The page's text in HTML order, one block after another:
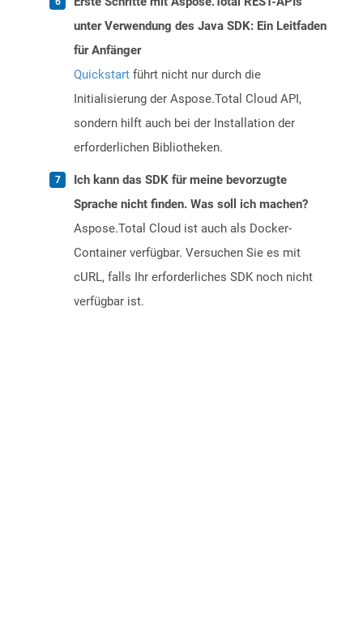
unter Verwendung des Java SDK: Ein Leitfaden
für Anfänger
Quickstart führt nicht nur durch die
Initialisierung der Aspose.Total Cloud API,
sondern hilft auch bei der Installation der
erforderlichen Bibliotheken.
Ich kann das SDK für meine bevorzugte
Sprache nicht finden. Was soll ich machen?
Aspose.Total Cloud ist auch als Docker-
Container verfügbar. Versuchen Sie es mit
cURL, falls Ihr erforderliches SDK noch nicht
verfügbar ist.